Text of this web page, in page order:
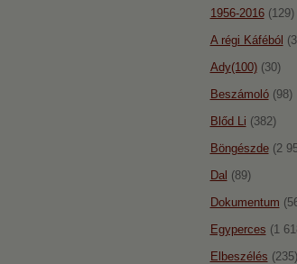
1956-2016(129)
A régi Káféból
Ady(100)(30)
Beszámoló(98)
Blőd Li (382)
Böngészde(2
Dal (89)
Dokumentum
Egyperces (1
Elbeszélés (235)